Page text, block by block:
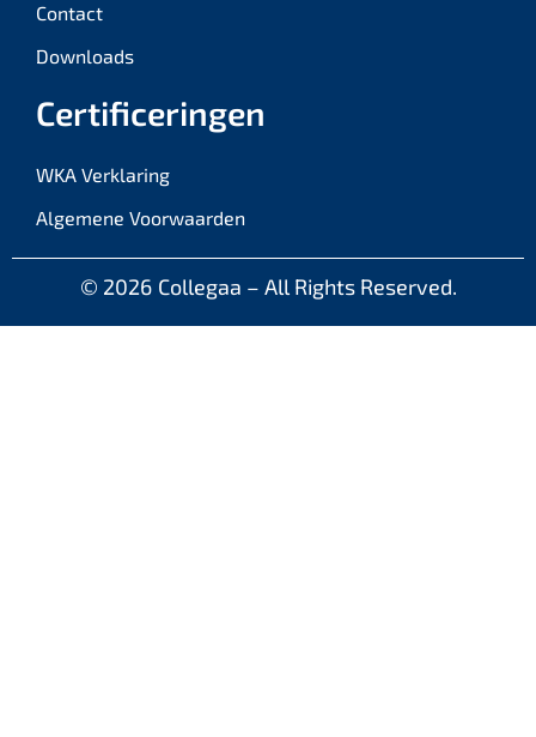
Contact
Downloads
Certificeringen
WKA Verklaring
Algemene Voorwaarden
© 2026 Collegaa – All Rights Reserved.